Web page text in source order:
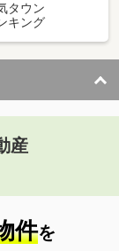
タウン
キング
産
件を